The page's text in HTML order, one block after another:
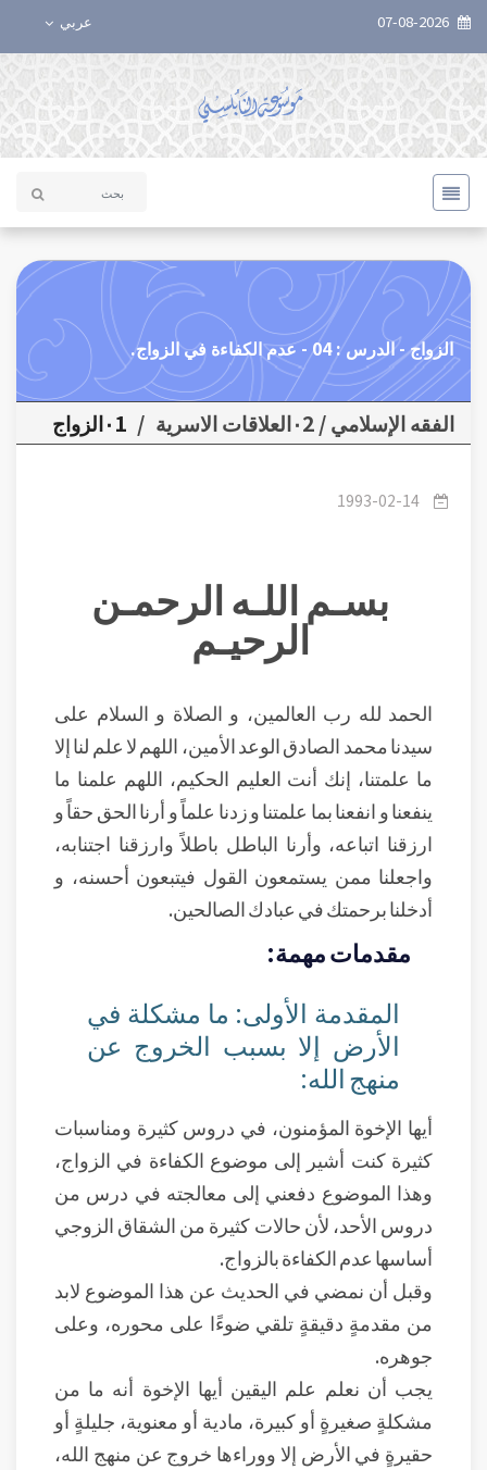
عربي
الزواج - الدرس : 04 - عدم الكفاءة في الزواج.
الفقه الإسلامي / ٠2العلاقات الاسرية / ٠1الزواج
1993-02-14
بسـم اللـه الرحمـن
الرحيـم
الحمد لله رب العالمين، و الصلاة و السلام على
سيدنا محمد الصادق الوعد الأمين، اللهم لا علم لنا إلا
ما علمتنا، إنك أنت العليم الحكيم، اللهم علمنا ما
ينفعنا و انفعنا بما علمتنا و زدنا علماً و أرنا الحق حقاً و
ارزقنا اتباعه، وأرنا الباطل باطلاً وارزقنا اجتنابه،
واجعلنا ممن يستمعون القول فيتبعون أحسنه، و
أدخلنا برحمتك في عبادك الصالحين.
مقدمات مهمة:
المقدمة الأولى: ما مشكلة في
الأرض إلا بسبب الخروج عن
منهج الله:
أيها الإخوة المؤمنون، في دروس كثيرة ومناسبات
كثيرة كنت أشير إلى موضوع الكفاءة في الزواج،
وهذا الموضوع دفعني إلى معالجته في درس من
دروس الأحد، لأن حالات كثيرة من الشقاق الزوجي
أساسها عدم الكفاءة بالزواج.
وقبل أن نمضي في الحديث عن هذا الموضوع لابد
من مقدمةٍ دقيقةٍ تلقي ضوءًا على محوره، وعلى
جوهره.
يجب أن نعلم علم اليقين أيها الإخوة أنه ما من
مشكلةٍ صغيرةٍ أو كبيرة، مادية أو معنوية، جليلةٍ أو
حقيرةٍ في الأرض إلا ووراءها خروج عن منهج الله،